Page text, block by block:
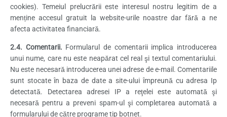
cookies). Temeiul prelucrării este interesul nostru legitim de a
menține accesul gratuit la website-urile noastre dar fără a ne
afecta activitatea financiară.
2.4. Comentarii. Formularul de comentarii implica introducerea
unui nume, care nu este neapărat cel real şi textul comentariului.
Nu este necesară introducerea unei adrese de e-mail. Comentariile
sunt stocate în baza de date a site-ului împreună cu adresa Ip
detectată. Detectarea adresei IP a reţelei este automată şi
necesară pentru a preveni spam-ul şi completarea automată a
formularului de către programe tip botnet.